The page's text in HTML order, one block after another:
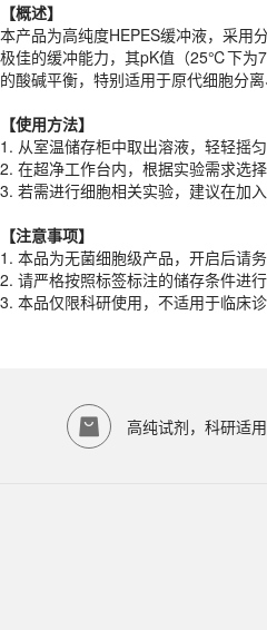
【使用 方法】
1. 从室温储存柜中取出溶液，轻轻摇
2. 在超净工作台内，根据实验需求选
3. 若需进行细胞相关实验，建议在加
【注意事项】
1. 本品为无菌细胞级产品，开启后请
2. 请严格按照标签标注的储存条件进
产品规格
货期
1-2天
规格
500ml
应用领域
ECOTOP SCIENTIFIC
参照产品说明书中的保存条件。一
SCIENTIFIC常规库存产品
【概述】
本产品为高纯度HEPES缓冲液，采用
极佳的缓冲能力，其pK值（25℃下为
的酸碱平衡，特别适用于原代细胞分
【使用方法】
1. 从室温储存柜中取出溶液，轻轻摇
2. 在超净工作台内，根据实验需求选
3. 若需进行细胞相关实验，建议在加
【注意事项】
1. 本品为无菌细胞级产品，开启后请
2. 请严格按照标签标注的储存条件进
3. 本品仅限科研使用，不适用于临床
高纯试剂，科研适用